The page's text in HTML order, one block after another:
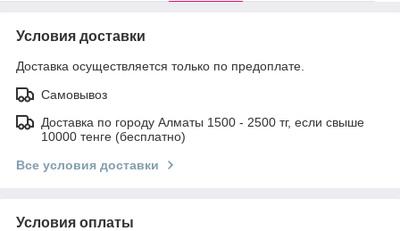
Условия доставки
Доставка осуществляется только по предоплате.
Самовывоз
Доставка по городу Алматы 1500 - 2500 тг, если свыше
10000 тенге (бесплатно)
Все условия доставки
Условия оплаты